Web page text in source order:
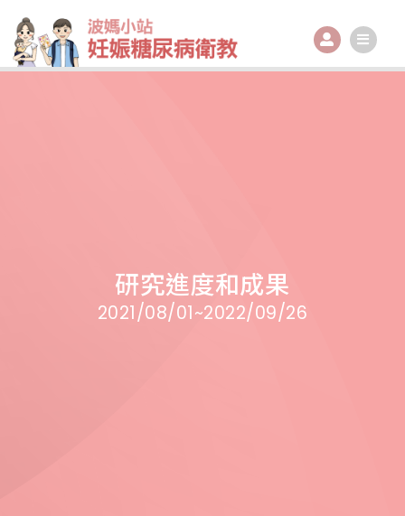
跳
至
主
研究進度和成果
2021/08/01~2022/09/26